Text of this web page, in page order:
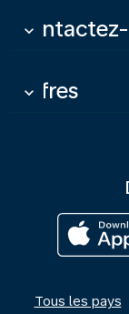
keyboard_arrow_down
Offres
keyboard_arrow_down
Tous les pays